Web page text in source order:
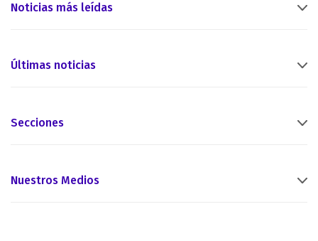
Noticias más leídas
Últimas noticias
Secciones
Nuestros Medios